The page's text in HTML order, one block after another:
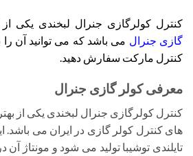
کنترل کولرگازی جنرال لبخندی یکی از
گازی جنرال می باشد که می توانید آن
کنترل مارکت سفارش دهید.
معرفی کولر گازی جنرال
کنترل کولرگازی جنرال لبخندی یکی از
های کنترل کولر گازی در ایران می
تایلندی توشیبا تولید می شود و